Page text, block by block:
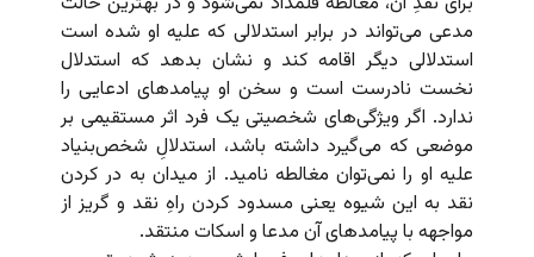
مدعی می‌تواند در برابر استدلالی که علیه او شده است
استدلالی دیگر اقامه کند و نشان بدهد که استدلال
نخست نادرست است و سخن او پیامدهای ادعایی را
ندارد. اگر ویژگی‌های شخصیتی یک فرد اثر مستقیمی بر
موضعی که می‌گیرد داشته باشد، استدلال‌ِ شخص‌بنیاد
علیه او را نمی‌توان مغالطه نامید. از میدان به در کردن
نقد به این شیوه یعنی مسدود کردن راهِ نقد و گریز از
مواجهه با پیامدهای آن مدعا و اسکات منتقد.